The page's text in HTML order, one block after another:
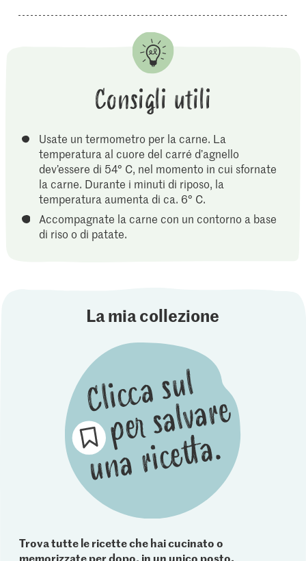
Consigli utili
Usate un termometro per la carne. La
temperatura al cuore del carré d’agnello
dev’essere di 54° C, nel momento in cui sfornate
la carne. Durante i minuti di riposo, la
temperatura aumenta di ca. 6° C.
Accompagnate la carne con un contorno a base
di riso o di patate.
La mia collezione
Trova tutte le ricette che hai cucinato o
memorizzate per dopo, in un unico posto.